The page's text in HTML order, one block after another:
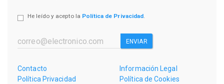
He leído y acepto la Política de Privacidad.
ENVIAR
Contacto
Información Legal
Política Privacidad
Política de Cookies